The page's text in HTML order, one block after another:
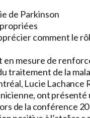
de Parkinson
comment le
mesure de
traitement de la
Lucie Lachance
ont présenté
de la conférence